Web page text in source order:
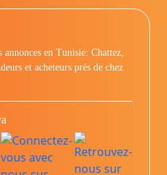
en Tunisie: Chattez,
et acheteurs prés de chez